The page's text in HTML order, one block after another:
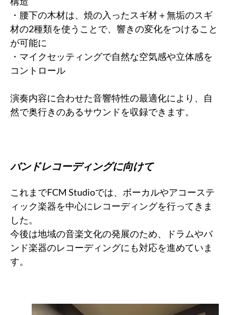
・腰下の木材は、焼の入ったスギ材＋無垢のスギ
材の2種類を使うことで、響きの変化をつけること
が可能に
・マイクセッティングで自然な空気感や立体感を
コントロール
演奏内容に合わせた音響特性の最適化により、自
然で奥行きのあるサウンドを収録できます。
バンドレコーディングに向けて
これまでFCM Studioでは、ボーカルやアコーステ
ィック楽器を中心にレコーディングを行ってきま
した。
今後は地域の音楽文化の発展のため、ドラムやバ
ンド楽器のレコーディングにも対応を進めていま
す。